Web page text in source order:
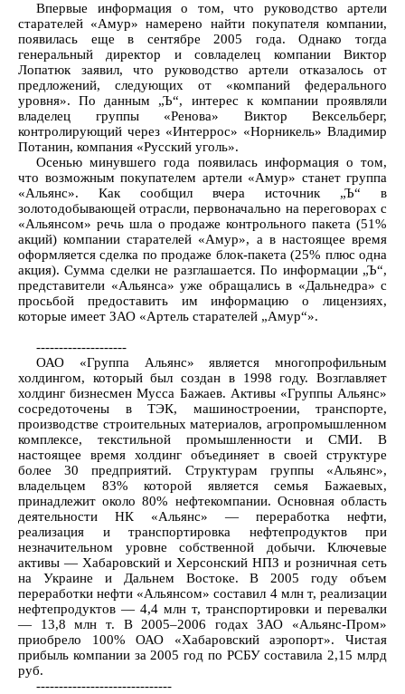
Впервые информация о том, что руководство артели
старателей «Амур» намерено найти покупателя компании,
появилась еще в сентябре 2005 года. Однако тогда
генеральный директор и совладелец компании Виктор
Лопатюк заявил, что руководство артели отказалось от
предложений, следующих от «компаний федерального
уровня». По данным „Ъ“, интерес к компании проявляли
владелец группы «Ренова» Виктор Вексельберг,
контролирующий через «Интеррос» «Норникель» Владимир
Потанин, компания «Русский уголь».
Осенью минувшего года появилась информация о том,
что возможным покупателем артели «Амур» станет группа
«Альянс». Как сообщил вчера источник „Ъ“ в
золотодобывающей отрасли, первоначально на переговорах с
«Альянсом» речь шла о продаже контрольного пакета (51%
акций) компании старателей «Амур», а в настоящее время
оформляется сделка по продаже блок-пакета (25% плюс одна
акция). Сумма сделки не разглашается. По информации „Ъ“,
представители «Альянса» уже обращались в «Дальнедра» с
просьбой предоставить им информацию о лицензиях,
которые имеет ЗАО «Артель старателей „Амур“».
--------------------
ОАО «Группа Альянс» является многопрофильным
холдингом, который был создан в 1998 году. Возглавляет
холдинг бизнесмен Мусса Бажаев. Активы «Группы Альянс»
сосредоточены в ТЭК, машиностроении, транспорте,
производстве строительных материалов, агропромышленном
комплексе, текстильной промышленности и СМИ. В
настоящее время холдинг объединяет в своей структуре
более 30 предприятий. Структурам группы «Альянс»,
владельцем 83% которой является семья Бажаевых,
принадлежит около 80% нефтекомпании. Основная область
деятельности НК «Альянс» — переработка нефти,
реализация и транспортировка нефтепродуктов при
незначительном уровне собственной добычи. Ключевые
активы — Хабаровский и Херсонский НПЗ и розничная сеть
на Украине и Дальнем Востоке. В 2005 году объем
переработки нефти «Альянсом» составил 4 млн т, реализации
нефтепродуктов — 4,4 млн т, транспортировки и перевалки
— 13,8 млн т. В 2005–2006 годах ЗАО «Альянс-Пром»
приобрело 100% ОАО «Хабаровский аэропорт». Чистая
прибыль компании за 2005 год по РСБУ составила 2,15 млрд
руб.
------------------------------